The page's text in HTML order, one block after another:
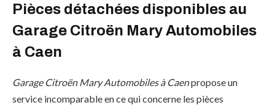
Pièces détachées disponibles au
Garage Citroën Mary Automobiles
à Caen
Garage Citroën Mary Automobiles à Caenpropose un
service incomparable en ce qui concerne les pièces